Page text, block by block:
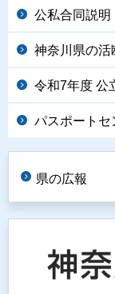
公私合同説明
神奈川県の活
令和7年度 公
パスポートセ
県の広報